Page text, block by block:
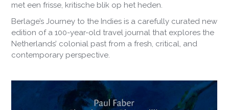
met een frisse, kritische blik op het heden.
Berlage’s Journey to the Indies is a carefully curated new
edition of a 100-year-old travel journal that explores the
Netherlands’ colonial past from a fresh, critical, and
contemporary perspective.